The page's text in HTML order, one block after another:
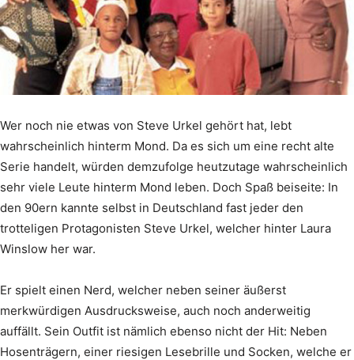
Wer noch nie etwas von Steve Urkel gehört hat, lebt
wahrscheinlich hinterm Mond. Da es sich um eine recht alte
Serie handelt, würden demzufolge heutzutage wahrscheinlich
sehr viele Leute hinterm Mond leben. Doch Spaß beiseite: In
den 90ern kannte selbst in Deutschland fast jeder den
trotteligen Protagonisten Steve Urkel, welcher hinter Laura
Winslow her war.
Er spielt einen Nerd, welcher neben seiner äußerst
merkwürdigen Ausdrucksweise, auch noch anderweitig
auffällt. Sein Outfit ist nämlich ebenso nicht der Hit: Neben
Hosenträgern, einer riesigen Lesebrille und Socken, welche er